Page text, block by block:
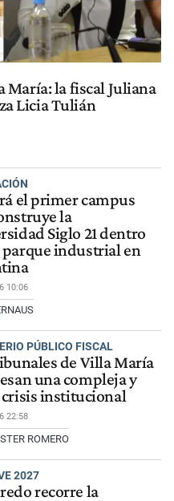
María: la fiscal Juliana
Licia Tulián
el primer campus
la
Siglo 21 dentro
parque industrial en
10:06
PÚBLICO FISCAL
de Villa María
una compleja y
crisis institucional
22:58
ROMERO
2027
recorre la